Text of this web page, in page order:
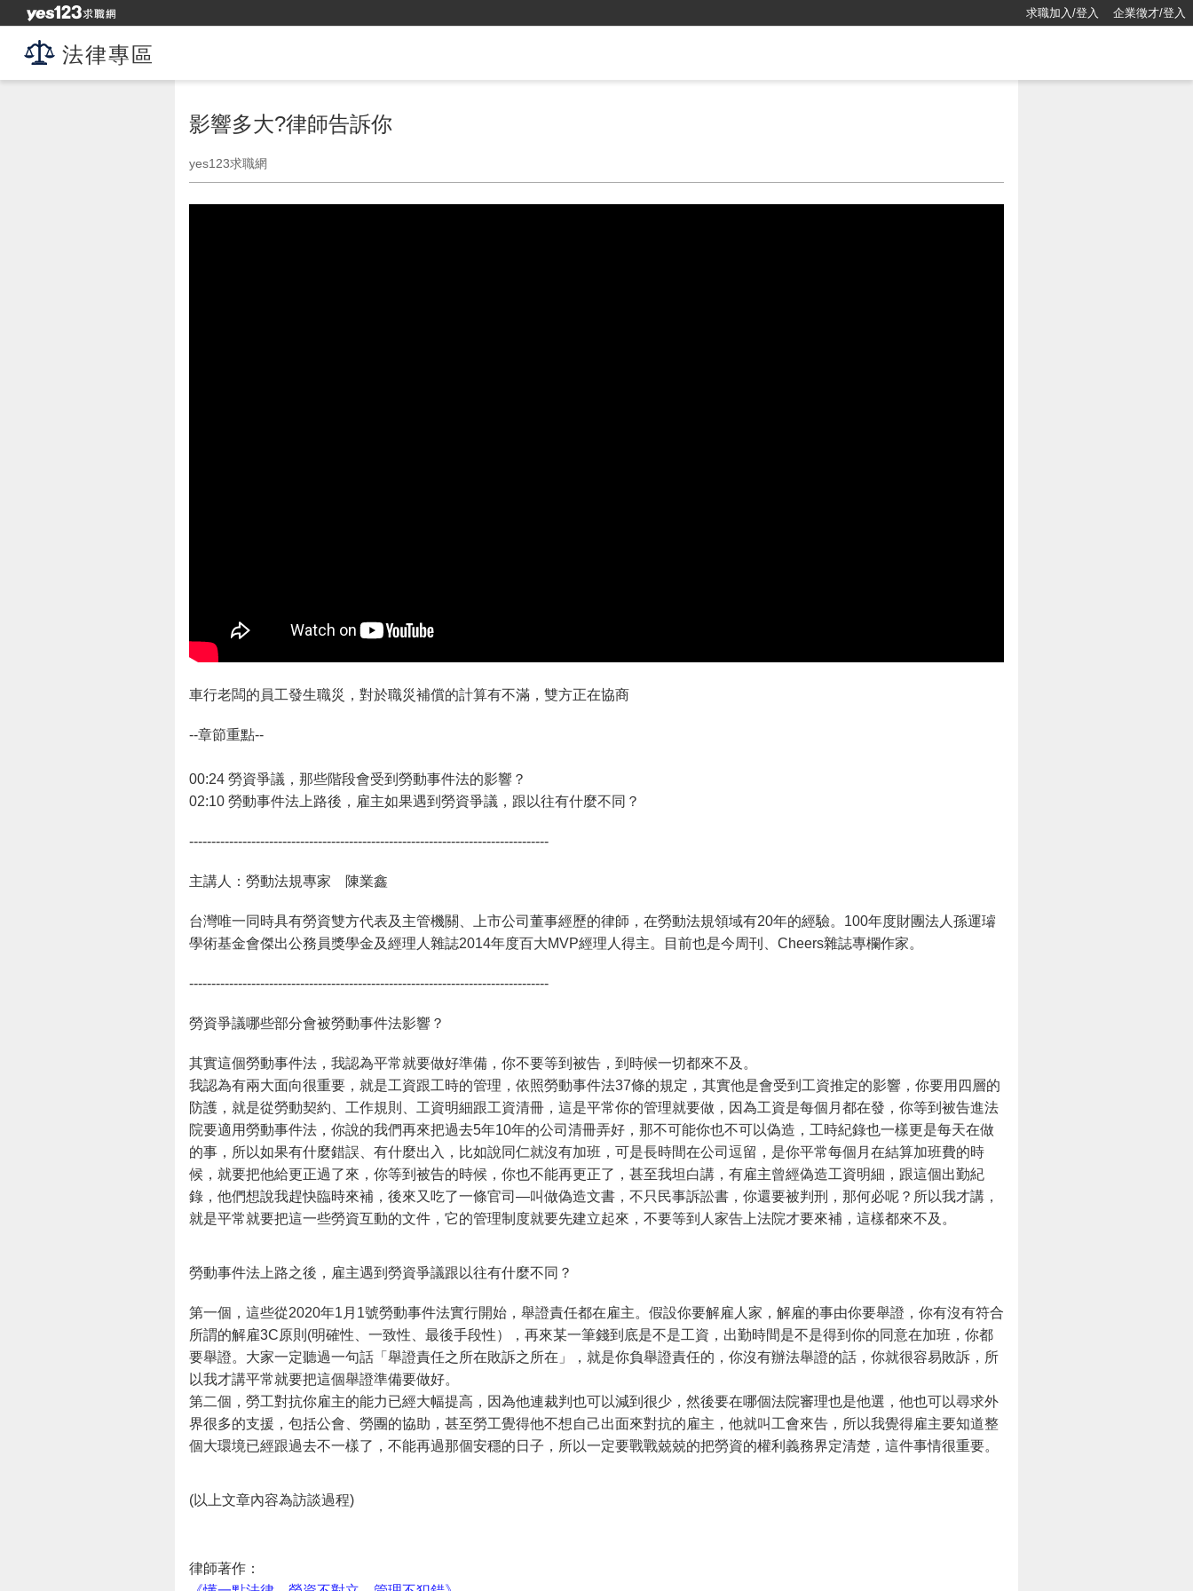
求職加入/登入 企業徵才/登入
法律專區
影響多大?律師告訴你
yes123求職網
車行老闆的員工發生職災，對於職災補償的計算有不滿，雙方正在協商
--章節重點--
00:24​ 勞資爭議，那些階段會受到勞動事件法的影響？
02:10​ 勞動事件法上路後，雇主如果遇到勞資爭議，跟以往有什麼不同？
---------------------------------------------------------------------------------
主講人：勞動法規專家 陳業鑫
台灣唯一同時具有勞資雙方代表及主管機關、上市公司董事經歷的律師，在勞動法規領域有20年的經驗。100年度財團法人孫運璿
學術基金會傑出公務員獎學金及經理人雜誌2014年度百大MVP經理人得主。目前也是今周刊、Cheers雜誌專欄作家。
---------------------------------------------------------------------------------
勞資爭議哪些部分會被勞動事件法影響？
其實這個勞動事件法，我認為平常就要做好準備，你不要等到被告，到時候一切都來不及。
我認為有兩大面向很重要，就是工資跟工時的管理，依照勞動事件法37條的規定，其實他是會受到工資推定的影響，你要用四層的
防護，就是從勞動契約、工作規則、工資明細跟工資清冊，這是平常你的管理就要做，因為工資是每個月都在發，你等到被告進法
院要適用勞動事件法，你說的我們再來把過去5年10年的公司清冊弄好，那不可能你也不可以偽造，工時紀錄也一樣更是每天在做
的事，所以如果有什麼錯誤、有什麼出入，比如說同仁就沒有加班，可是長時間在公司逗留，是你平常每個月在結算加班費的時
候，就要把他給更正過了來，你等到被告的時候，你也不能再更正了，甚至我坦白講，有雇主曾經偽造工資明細，跟這個出勤紀
錄，他們想說我趕快臨時來補，後來又吃了一條官司—叫做偽造文書，不只民事訴訟書，你還要被判刑，那何必呢？所以我才講，
就是平常就要把這一些勞資互動的文件，它的管理制度就要先建立起來，不要等到人家告上法院才要來補，這樣都來不及。
勞動事件法上路之後，雇主遇到勞資爭議跟以往有什麼不同？
第一個，這些從2020年1月1號勞動事件法實行開始，舉證責任都在雇主。假設你要解雇人家，解雇的事由你要舉證，你有沒有符合
所謂的解雇3C原則(明確性、一致性、最後手段性），再來某一筆錢到底是不是工資，出勤時間是不是得到你的同意在加班，你都
要舉證。大家一定聽過一句話「舉證責任之所在敗訴之所在」，就是你負舉證責任的，你沒有辦法舉證的話，你就很容易敗訴，所
以我才講平常就要把這個舉證準備要做好。
第二個，勞工對抗你雇主的能力已經大幅提高，因為他連裁判也可以減到很少，然後要在哪個法院審理也是他選，他也可以尋求外
界很多的支援，包括公會、勞團的協助，甚至勞工覺得他不想自己出面來對抗的雇主，他就叫工會來告，所以我覺得雇主要知道整
個大環境已經跟過去不一樣了，不能再過那個安穩的日子，所以一定要戰戰兢兢的把勞資的權利義務界定清楚，這件事情很重要。
(以上文章內容為訪談過程)
律師著作：